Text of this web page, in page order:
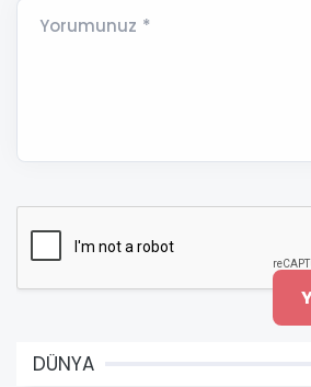
Yorumunuz *
DÜNYA